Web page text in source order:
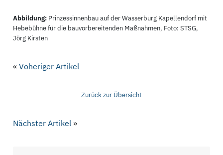
Abbildung: Prinzessinnenbau auf der Wasserburg Kapellendorf mit
Hebebühne für die bauvorbereitenden Maßnahmen, Foto: STSG,
Jörg Kirsten
«Voheriger Artikel
Zurück zur Übersicht
Nächster Artikel »